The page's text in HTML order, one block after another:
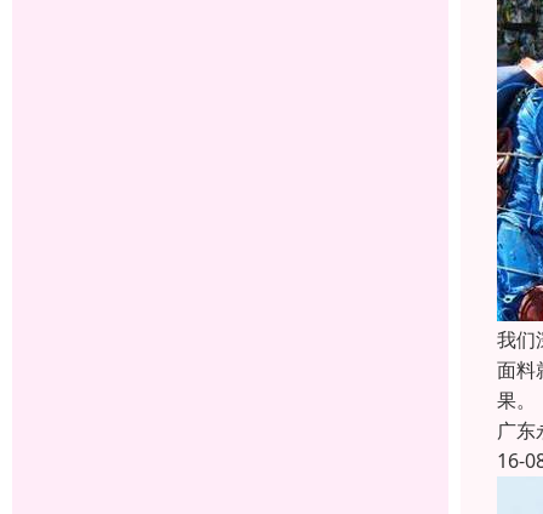
我们
面料
果。
广东
16-